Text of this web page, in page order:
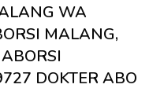
WA
MALANG,
DOKTER ABO